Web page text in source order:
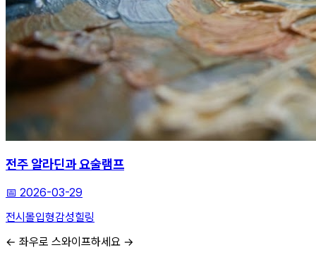
전주 알라딘과 요술램프
📅 2026-03-29
전시 몰입형감성힐링
← 좌우로 스와이프하세요 →